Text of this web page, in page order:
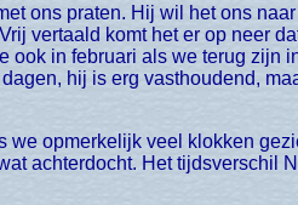
ons praten. Hij wil het ons
vertaald komt het er op neer
ook in februari als we terug zijn
hij is erg vasthoudend,
achterdocht. Het tijdsverschil